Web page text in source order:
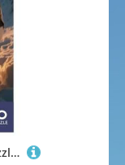
Alaskan Malamute Hund Puzzle 1000 Teile Schwer Puzzle Spielzeug Pädagogisches Spiel Impossible Herausforderung Spielzeug Für Erwachsene Und Kinder Ab 14 Jahren 38x26cm/1000pcs